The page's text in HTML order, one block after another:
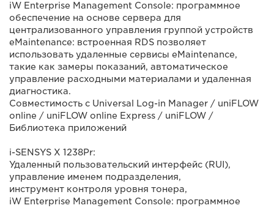
iW Enterprise Management Console: программное
обеспечение на основе сервера для
централизованного управления группой устройств
eMaintenance: встроенная RDS позволяет
использовать удаленные сервисы eMaintenance,
такие как замеры показаний, автоматическое
управление расходными материалами и удаленная
диагностика.
Совместимость с Universal Log-in Manager / uniFLOW
online / uniFLOW online Express / uniFLOW /
Библиотека приложений
i-SENSYS X 1238Pr:
Удаленный пользовательский интерфейс (RUI),
управление именем подразделения,
инструмент контроля уровня тонера,
iW Enterprise Management Console: программное